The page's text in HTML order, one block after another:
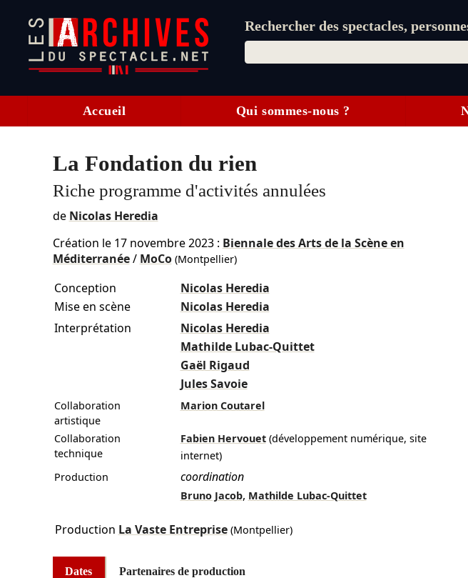
Rechercher des spectacles,
Accueil Qui sommes-nous ?
La Fondation du rien
Riche programme d'activités annulées
de Nicolas Heredia
Création le 17 novembre 2023: Biennale des Arts de la Scène en
Méditerranée/ MoCo(Montpellier)
Conception
Nicolas Heredia
Mise en scène
Nicolas Heredia
Interprétation
Nicolas Heredia
Mathilde Lubac-Quittet
Gaël Rigaud
Jules Savoie
Collaboration
artistique
Marion Coutarel
Collaboration
technique
Fabien Hervouet (développement numérique, site
internet)
Production
coordination
Bruno Jacob, Mathilde Lubac-Quittet
Production La Vaste Entreprise(Montpellier)
Dates Partenaires de production